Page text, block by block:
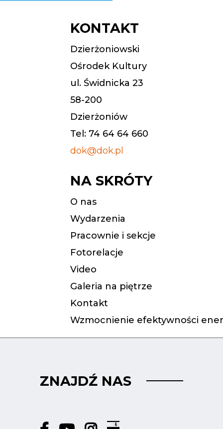
KONTAKT
Dzierżoniowski
Ośrodek Kultury
ul. Świdnicka 23
58-200
Dzierżoniów
Tel: 74 64 64 660
dok@dok.pl
NA SKRÓTY
O nas
Wydarzenia
Pracownie i sekcje
Fotorelacje
Video
Galeria na piętrze
Kontakt
Wzmocnienie efektywności
ZNAJDŹ NAS